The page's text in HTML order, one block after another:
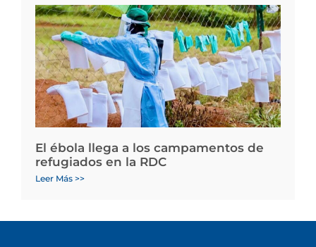
El ébola llega a los campamentos de
refugiados en la RDC
Leer Más >>